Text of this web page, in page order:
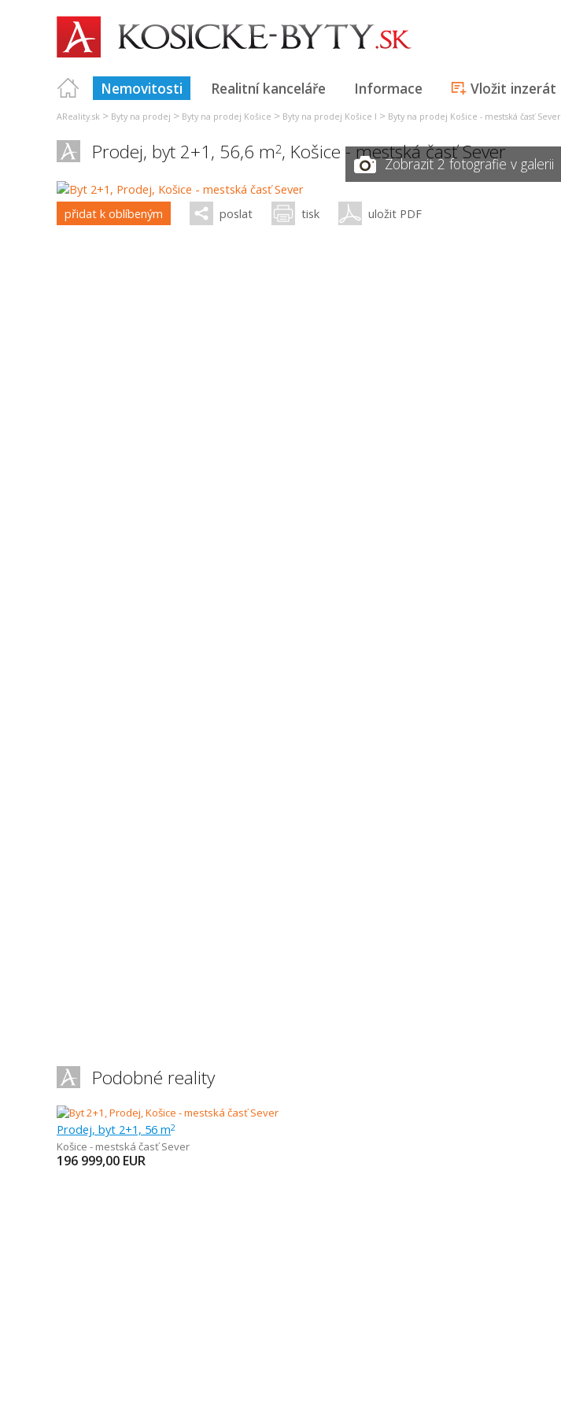
Nemovitosti Realitní kanceláře Informace Vložit inzerát
AReality.sk > Byty na prodej > Byty na prodej Košice > Byty na prodej Košice I > Byty na prodej Košice - mestská časť Sever
Prodej, byt 2+1, 56,6 m2, Košice - mestská časť Sever
Zobrazit 2 fotografie v galerii
přidat k oblíbeným poslat tisk uložit PDF
Podobné reality
Prodej, byt 2+1, 56 m2
Košice - mestská časť Sever
196 999,00 EUR